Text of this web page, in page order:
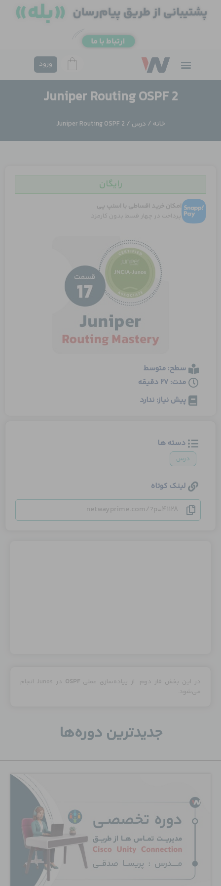
ورود
Juniper Routing OSPF 2
خانه / درس / Juniper Routing OSPF 2
در این بخش فاز دوم از پیاده‌سازی عملیOSPF
در Junos انجام
می‌شود.
رایگان
امکان خرید اقساطی با اسنپ پی
پرداخت در چهار قسط بدون کارمزد
سطح: متوسط
مدت: 27 دقیقه
پیش نیاز: ندارد
دسته ها
درس
لینک کوتاه
netwayprime.com/?p=41128
جدید‌ترین دوره‌ها